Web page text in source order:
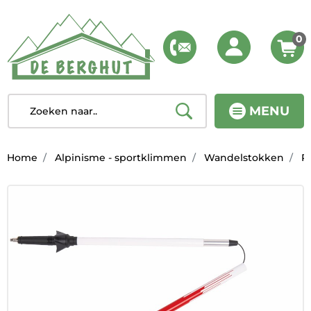
MENU
0
Home Alpinisme - sportklimmen Wandelstokken